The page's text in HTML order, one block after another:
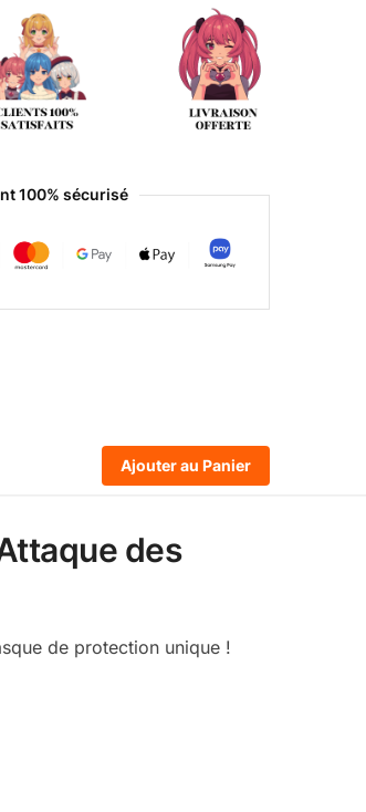
100% sécurisé
Ajouter au Panier
des
de protection unique !